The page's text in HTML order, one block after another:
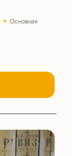
Основная